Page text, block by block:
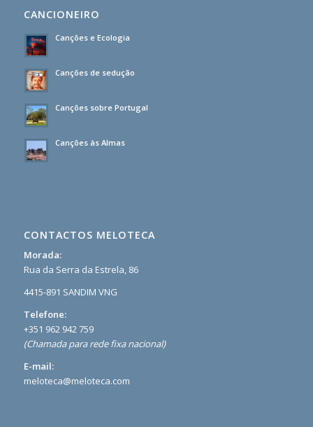
CANCIONEIRO
Canções e Ecologia
Canções de sedução
Canções sobre Portugal
Canções às Almas
CONTACTOS MELOTECA
Morada:
Rua da Serra da Estrela, 86
4415-891 SANDIM VNG
Telefone:
+351 962 942 759
(Chamada para rede fixa nacional)
E-mail:
meloteca@meloteca.com